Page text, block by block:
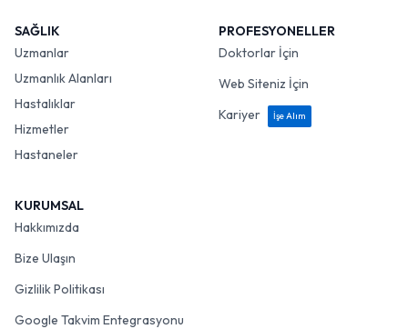
SAĞLIK
Uzmanlar
Uzmanlık Alanları
Hastalıklar
Hizmetler
Hastaneler
PROFESYONELLER
Doktorlar İçin
Web Siteniz İçin
Kariyer
İşe Alım
KURUMSAL
Hakkımızda
Bize Ulaşın
Gizlilik Politikası
Google Takvim Entegrasyonu